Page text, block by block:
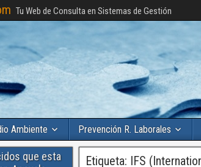
Tu Web de Consulta en Sistemas de Gestión
Ambiente Prevención R. Laborales
Etiqueta: IFS
que esta